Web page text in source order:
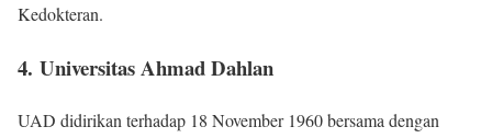
Kedokteran.
4. Universitas Ahmad Dahlan
UAD didirikan terhadap 18 November 1960 bersama dengan